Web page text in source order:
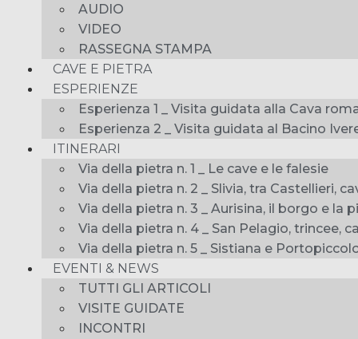
AUDIO
VIDEO
RASSEGNA STAMPA
CAVE E PIETRA
ESPERIENZE
Esperienza 1 _ Visita guidata alla Cava
Esperienza 2 _ Visita guidata al Bacino
ITINERARI
Via della pietra n. 1 _ Le cave e le falesie
Via della pietra n. 2 _ Slivia, tra Castellieri,
Via della pietra n. 3 _ Aurisina, il borgo e la
Via della pietra n. 4 _ San Pelagio, trincee,
Via della pietra n. 5 _ Sistiana e
EVENTI & NEWS
TUTTI GLI ARTICOLI
VISITE GUIDATE
INCONTRI